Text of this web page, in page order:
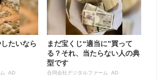
たいなら
ム AD
まだ宝くじ“適当に”買って
る？それ、当たらない人の典
型です
合同会社デジタルファーム AD